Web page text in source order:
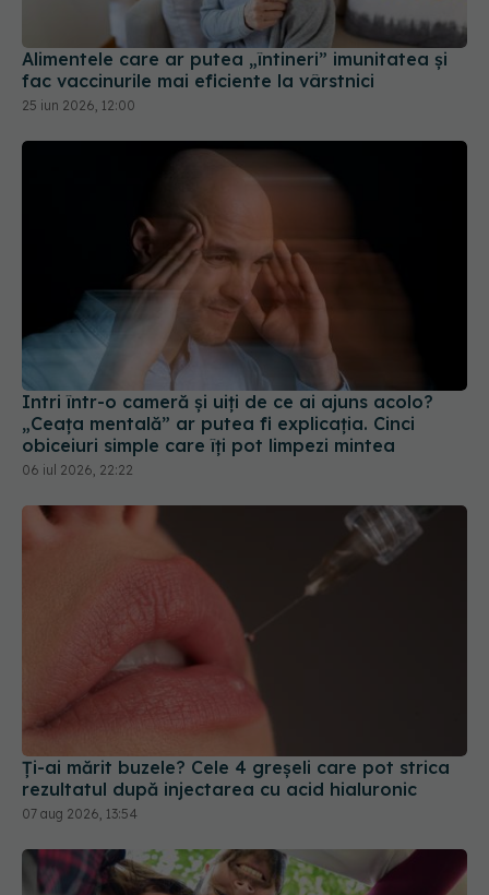
Alimentele care ar putea „întineri” imunitatea și
fac vaccinurile mai eficiente la vârstnici
25 iun 2026, 12:00
Intri într-o cameră și uiți de ce ai ajuns acolo?
„Ceața mentală” ar putea fi explicația. Cinci
obiceiuri simple care îți pot limpezi mintea
06 iul 2026, 22:22
Ți-ai mărit buzele? Cele 4 greșeli care pot strica
rezultatul după injectarea cu acid hialuronic
07 aug 2026, 13:54